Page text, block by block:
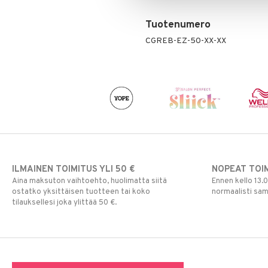
Tuotenumero
CGREB-EZ-50-XX-XX
ILMAINEN TOIMITUS YLI 50 €
Aina maksuton vaihtoehto, huolimatta siitä
ostatko yksittäisen tuotteen tai koko
tilauksellesi joka ylittää 50 €.
NOPEAT
Ennen kello
normaalisti